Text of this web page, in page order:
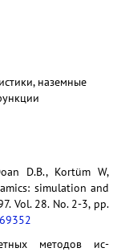
наземные
D.B., Kortüm W,
simulation and
Vol. 28. No. 2-3, pp.
методов ис­